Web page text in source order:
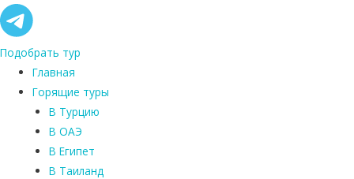
Подобрать тур
Главная
Горящие туры
В Турцию
В ОАЭ
В Египет
В Таиланд